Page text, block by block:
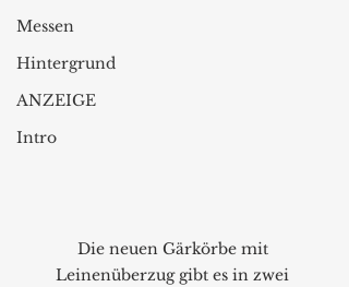
Messen
Hintergrund
ANZEIGE
Intro
Die neuen Gärkörbe mit
Leinenüberzug gibt es in zwei